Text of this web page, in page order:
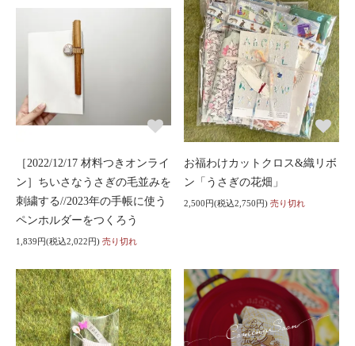
［2022/12/17 材料つきオンライ
ン］ちいさなうさぎの毛並みを
刺繍する//2023年の手帳に使う
ペンホルダーをつくろう
1,839円(税込2,022円) 売り切れ
お福わけカットクロス&織リボ
ン「うさぎの花畑」
2,500円(税込2,750円) 売り切れ